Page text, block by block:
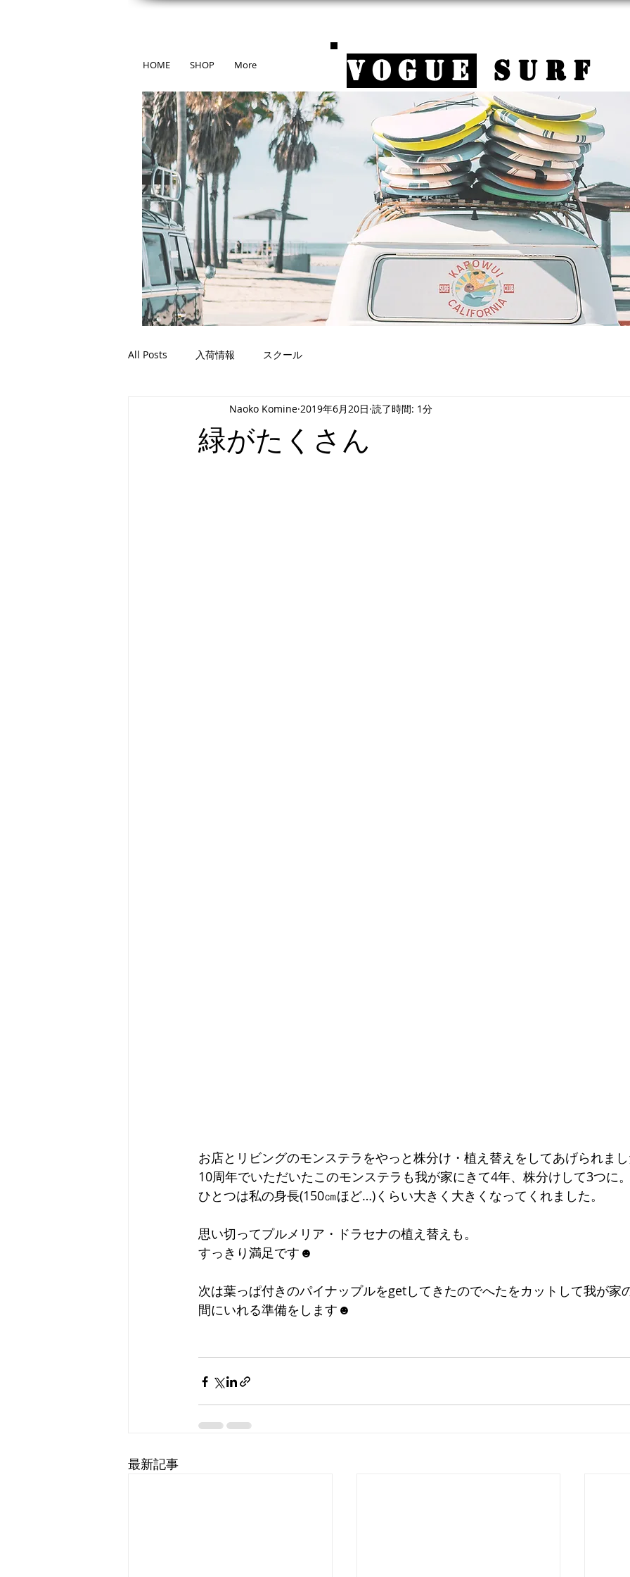
VOGUE SURF
HOME SHOP More
All Posts 入荷情報 スクール
緑がたくさん
Naoko Komine 2019年6月20日 読了時間: 1分
お店とリビングのモンステラをやっと株分け・植え替えをしてあげられま
10周年でいただいたこのモンステラも我が家にきて4年、株分けして3つに
ひとつは私の身長(150㎝ほど…)くらい大きく大きくなってくれました。
思い切ってプルメリア・ドラセナの植え替えも。
すっきり満足です☻
次は葉っぱ付きのパイナップルをgetしてきたのでへたをカットして我が家
間にいれる準備をします☻
最新記事